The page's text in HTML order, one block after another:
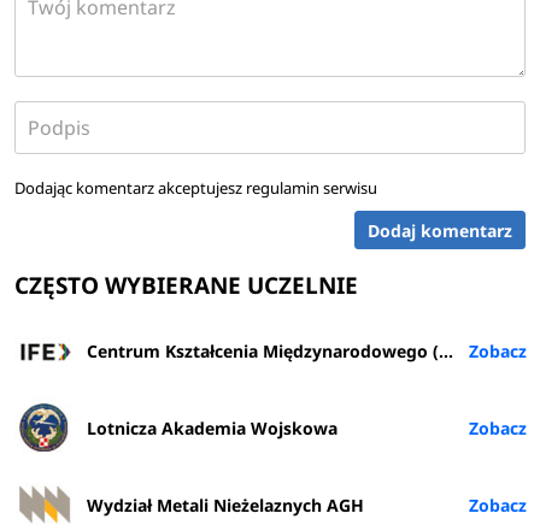
Dodając komentarz akceptujesz regulamin serwisu
Dodaj komentarz
CZĘSTO WYBIERANE UCZELNIE
Centrum Kształcenia Międzynarodowego (IFE) PŁ
Lotnicza Akademia Wojskowa
Wydział Metali Nieżelaznych AGH